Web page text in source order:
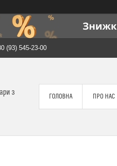
(93) 545-23-00
з
ГОЛОВНА ПРО НАС